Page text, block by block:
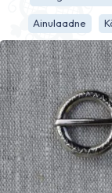
Ainulaadne